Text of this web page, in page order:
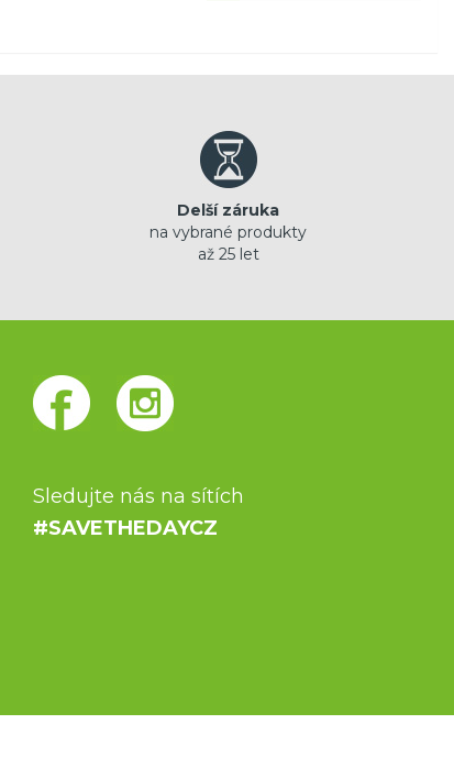
Delší záruka
na vybrané produkty
až 25 let
Sledujte nás na sítích
#SAVETHEDAYCZ